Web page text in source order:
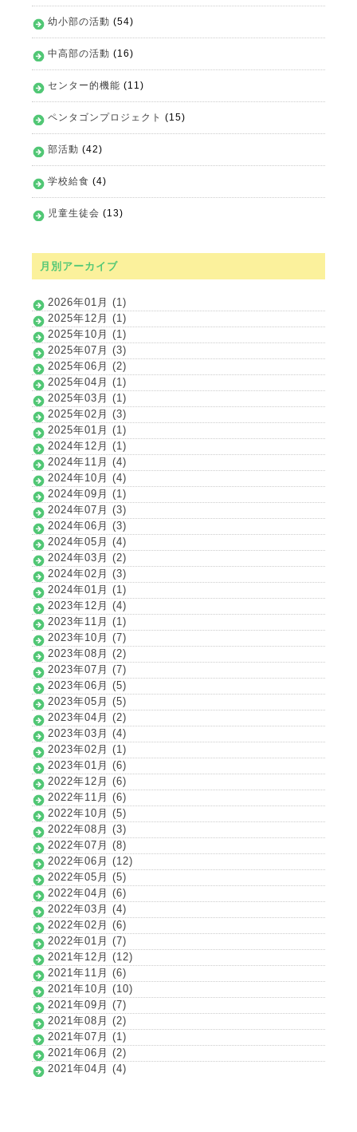
幼小部の活動 (54)
中高部の活動 (16)
センター的機能 (11)
ペンタゴンプロジェクト (15)
部活動 (42)
学校給食 (4)
児童生徒会 (13)
月別アーカイブ
2026年01月 (1)
2025年12月 (1)
2025年10月 (1)
2025年07月 (3)
2025年06月 (2)
2025年04月 (1)
2025年03月 (1)
2025年02月 (3)
2025年01月 (1)
2024年12月 (1)
2024年11月 (4)
2024年10月 (4)
2024年09月 (1)
2024年07月 (3)
2024年06月 (3)
2024年05月 (4)
2024年03月 (2)
2024年02月 (3)
2024年01月 (1)
2023年12月 (4)
2023年11月 (1)
2023年10月 (7)
2023年08月 (2)
2023年07月 (7)
2023年06月 (5)
2023年05月 (5)
2023年04月 (2)
2023年03月 (4)
2023年02月 (1)
2023年01月 (6)
2022年12月 (6)
2022年11月 (6)
2022年10月 (5)
2022年08月 (3)
2022年07月 (8)
2022年06月 (12)
2022年05月 (5)
2022年04月 (6)
2022年03月 (4)
2022年02月 (6)
2022年01月 (7)
2021年12月 (12)
2021年11月 (6)
2021年10月 (10)
2021年09月 (7)
2021年08月 (2)
2021年07月 (1)
2021年06月 (2)
2021年04月 (4)